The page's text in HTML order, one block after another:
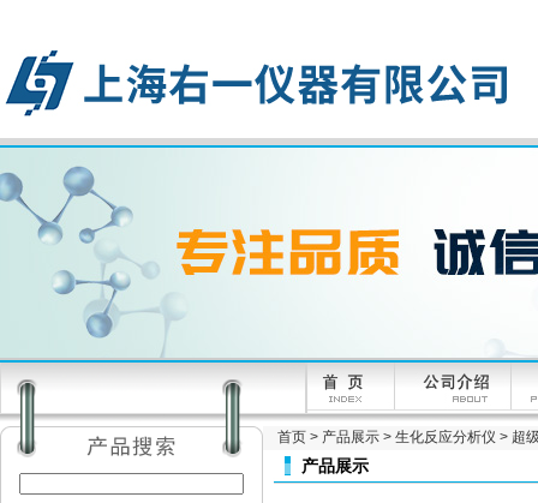
首页 > 产品展示 > 生化反应分析仪 > 超
产品展示